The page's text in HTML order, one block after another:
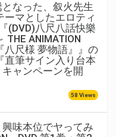
なった、叙火先生
ーマとしたエロティ
(DVD)八尺八話快樂
THE ANIMATION
八尺様 夢物語』』の
直筆サイン入り台本
ャンペーンを開
58 Views
興味本位でヤってみ